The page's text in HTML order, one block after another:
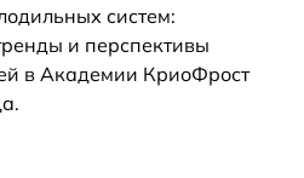
систем:
и перспективы
в Академии КриоФрост